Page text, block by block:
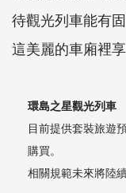
待觀光列車能有
這美麗的車廂裡
環島之星觀光列車
目前提供套裝旅遊
購買。
相關規範未來將陸